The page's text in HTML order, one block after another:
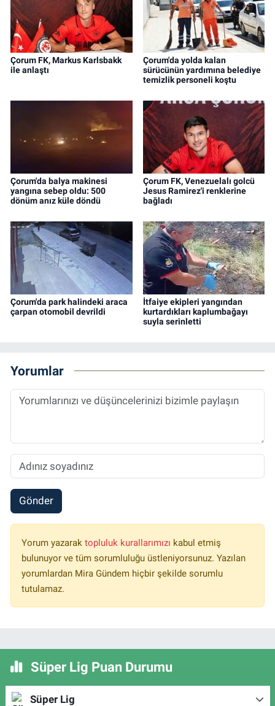
Çorum FK, Markus Karlsbakk
ile anlaştı
Çorum'da yolda kalan
sürücünün yardımına belediye
temizlik personeli koştu
Çorum'da balya makinesi
yangına sebep oldu: 500
dönüm anız küle döndü
Çorum FK, Venezuelalı golcü
Jesus Ramirez'i renklerine
bağladı
Çorum'da park halindeki araca
çarpan otomobil devrildi
İtfaiye ekipleri yangından
kurtardıkları kaplumbağayı
suyla serinletti
Yorumlar
Gönder
Yorum yazarak topluluk kurallarımızı kabul etmiş
bulunuyor ve tüm sorumluluğu üstleniyorsunuz. Yazılan
yorumlardan Mira Gündem hiçbir şekilde sorumlu
tutulamaz.
Süper Lig Puan Durumu
Süper Lig